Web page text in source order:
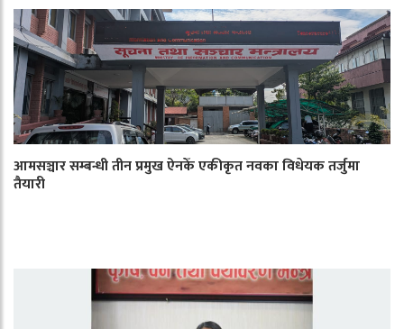
आमसञ्चार सम्बन्धी तीन प्रमुख ऐनकेँ एकीकृत नवका विधेयक तर्जुमा
तैयारी